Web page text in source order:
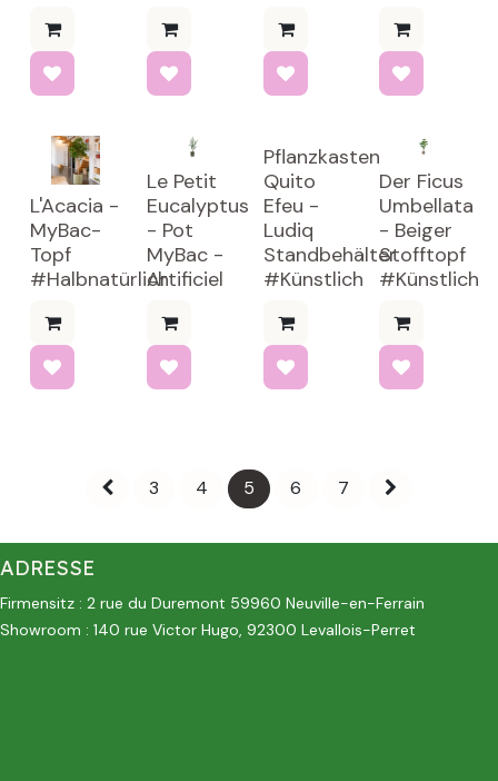
L'Acacia -
MyBac-
Topf
#Halbnatürlich
Le Petit
Eucalyptus
- Pot
MyBac -
Artificiel
Pflanzkasten
Quito
Efeu -
Ludiq
Standbehälter
#Künstlich
Der Ficus
Umbellata
- Beiger
Stofftopf
#Künstlich
3 4 5 6 7
ADRESSE
Firmensitz : 2 rue du Duremont 59960 Neuville-en-Ferrain
Showroom : 140 rue Victor Hugo, 92300 Levallois-Perret